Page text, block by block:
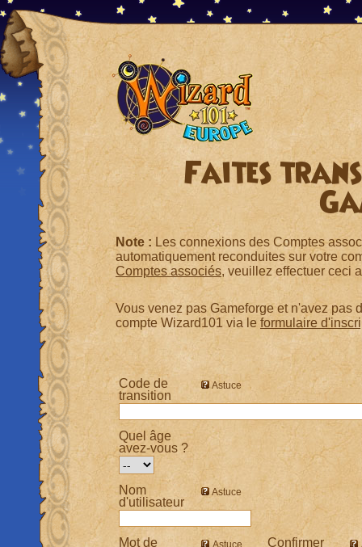
Faites
Note : Les connexions des Comptes
automatiquement reconduites sur votre
Comptes associés, veuillez effectuer ceci
Vous venez pas Gameforge et n'avez pas
compte Wizard101 via le formulaire
Code de
transition
Astuce
Quel âge
avez-vous ?
Nom
d'utilisateur
Astuce
Mot de
Astuce
Confirmer